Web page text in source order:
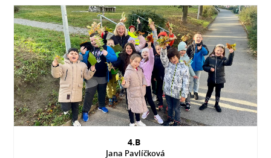
4.B
Jana Pavlíčková